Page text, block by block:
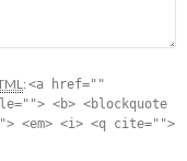
: <a href=""
<b> <blockquote
<em> <i> <q cite="">